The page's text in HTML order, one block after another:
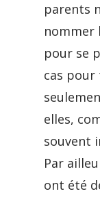
parents
nommer
pour se
cas pour
elles,
souvent
Par
ont été